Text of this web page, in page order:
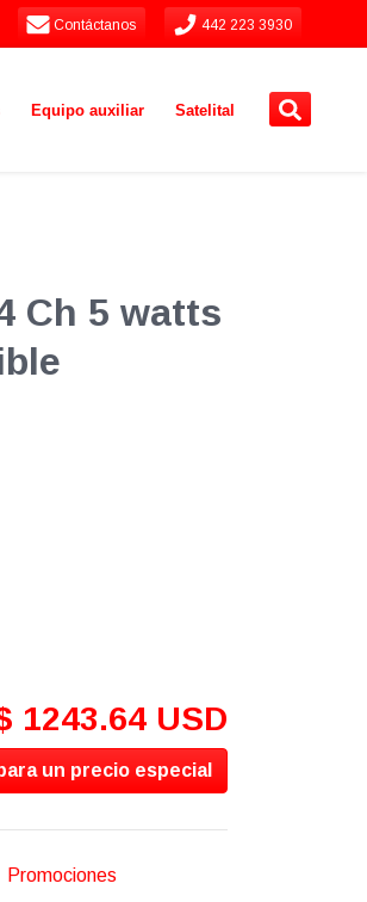
Contáctanos 442 223 3930
Equipo auxiliar Satelital
Ch 5 watts
1243.64 USD
un precio especial
Promociones